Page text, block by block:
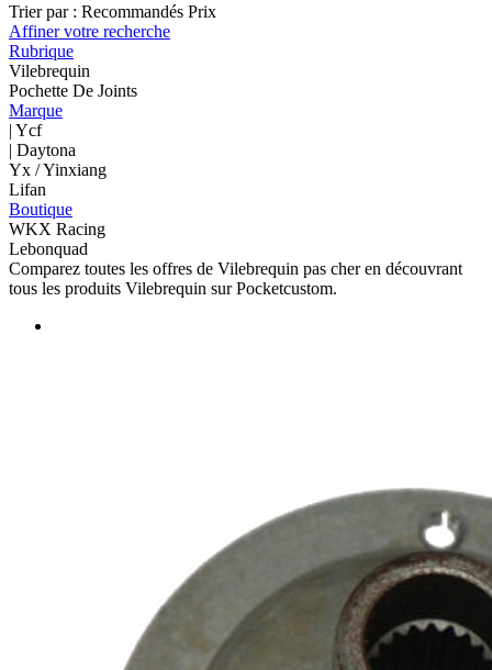
Trier par : Recommandés Prix
Affiner votre recherche
Rubrique
Vilebrequin
Pochette De Joints
Marque
| Ycf
| Daytona
Yx / Yinxiang
Lifan
Boutique
WKX Racing
Lebonquad
Comparez toutes les offres de Vilebrequin pas cher en découvrant
tous les produits Vilebrequin sur Pocketcustom.